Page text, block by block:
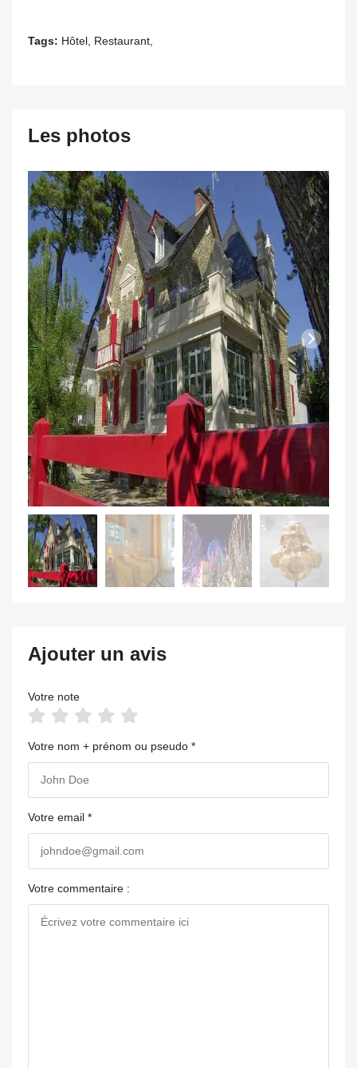
Tags: Hôtel, Restaurant,
Les photos
Ajouter un avis
Votre note
Votre nom + prénom ou pseudo *
Votre email *
Votre commentaire :